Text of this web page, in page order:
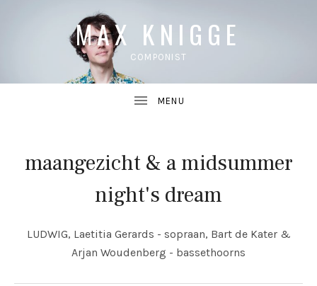
MAX KNIGGE
COMPONIST
maangezicht & a midsummer
night's dream
LUDWIG, Laetitia Gerards - sopraan, Bart de Kater &
Arjan Woudenberg - bassethoorns